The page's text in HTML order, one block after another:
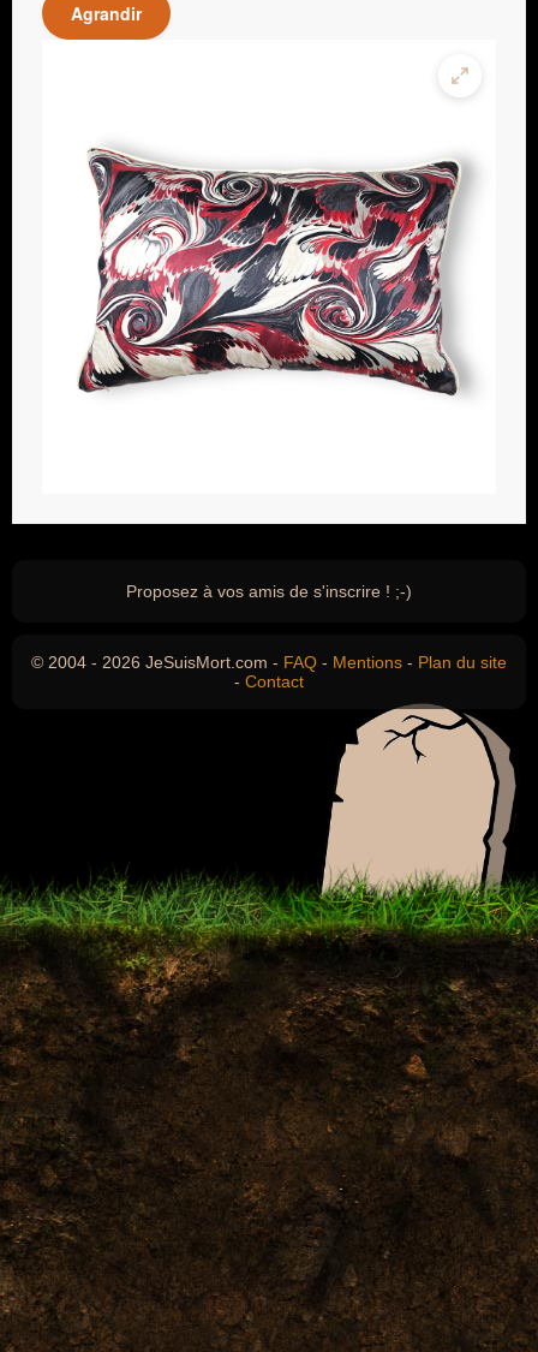
Agrandir
Proposez à vos amis de s'inscrire ! ;-)
© 2004 - 2026 JeSuisMort.com - FAQ - Mentions - Plan du site
- Contact